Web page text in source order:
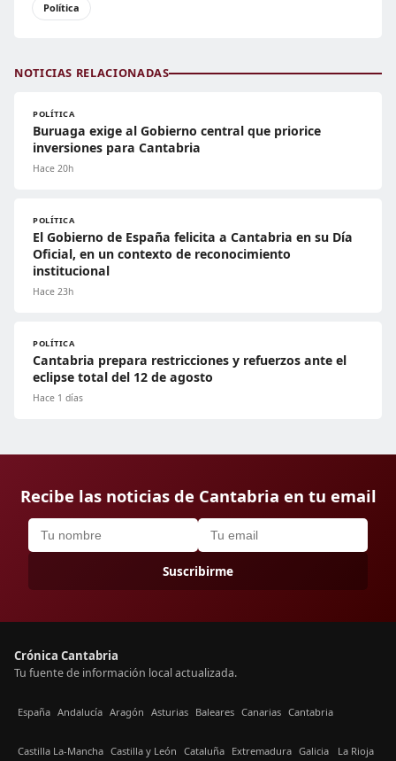
Política
NOTICIAS RELACIONADAS
POLÍTICA
Buruaga exige al Gobierno central que priorice
inversiones para Cantabria
Hace 20h
POLÍTICA
El Gobierno de España felicita a Cantabria en su Día
Oficial, en un contexto de reconocimiento
institucional
Hace 23h
POLÍTICA
Cantabria prepara restricciones y refuerzos ante el
eclipse total del 12 de agosto
Hace 1 días
Recibe las noticias de Cantabria en tu email
Suscribirme
Crónica Cantabria
Tu fuente de información local actualizada.
España Andalucía Aragón Asturias Baleares Canarias Cantabria
Castilla La-Mancha Castilla y León Cataluña Extremadura Galicia La Rioja